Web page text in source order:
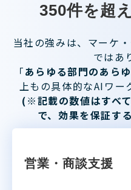
350件を超
当社の強みは、マーケ
ではあ
「あらゆる部門のあら
上もの具体的なAIワー
(※記載の数値はすべ
で、効果を保証す
営業・商談支援